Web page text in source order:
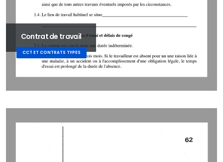
Contrat de travail
CCT ET CONTRATS TYPES